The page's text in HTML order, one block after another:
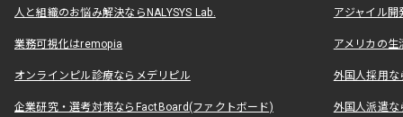
人と組織のお悩み解決ならNALYSYS Lab. アジャイル
業務可視化はremopia アメリカの
オンラインピル診療ならメデリピル 外国人採用
企業研究・選考対策ならFactBoard(ファクトボード) 外国人派遣な